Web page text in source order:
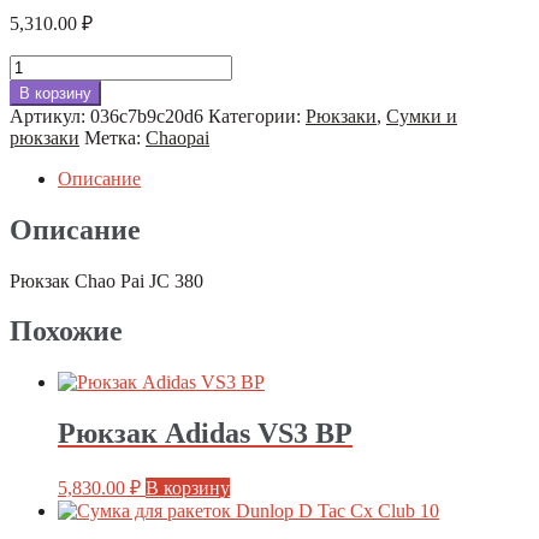
5,310.00 ₽
Количество
товара
Рюкзак
Chao
Pai
В корзину
Артикул: 036c7b9c20d6 Категории: Рюкзаки, Сумки и
рюкзаки Метка: Chaopai
Описание
Описание
Рюкзак Chao Pai JC 380
Похожие
Рюкзак Adidas VS3 BP
5,830.00 ₽ В корзину